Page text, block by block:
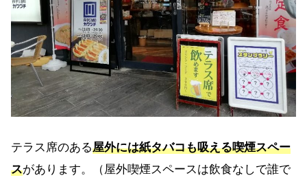
テラス席のある屋外には紙タバコも吸える喫煙スペー
スがあります。（屋外喫煙スペースは飲食なしで誰で